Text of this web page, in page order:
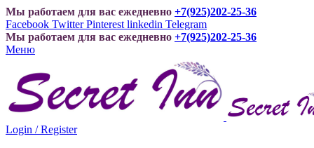
Мы работаем для вас ежедневно +7(925)202-25-36
Facebook Twitter Pinterest linkedin Telegram
Мы работаем для вас ежедневно +7(925)202-25-36
Меню
Login / Register